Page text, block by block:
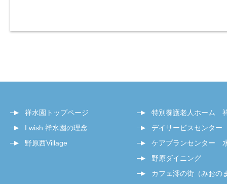
祥水園トップページ
I wish 祥水園の理念
野原西Village
特別養護老人ホーム
デイサービスセンタ
ケアプランセンター
野原ダイニング
カフェ澪の街（みおの